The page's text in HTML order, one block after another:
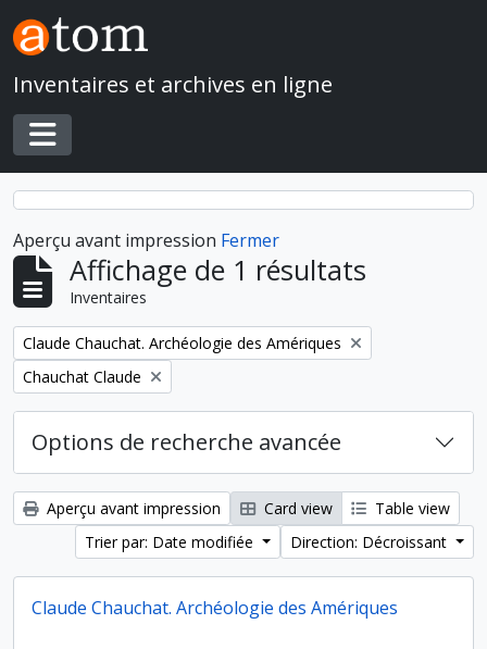
Skip to main content
Inventaires et archives en ligne
Toggle navigation
Aperçu avant impression Fermer
Affichage de 1 résultats
Inventaires
Remove filter:
Claude Chauchat. Archéologie des Amériques
Remove filter:
Chauchat Claude
Options de recherche avancée
Aperçu avant impression Card view
Table view
Trier par: Date modifiée
Direction: Décroissant
Claude Chauchat. Archéologie des Amériques